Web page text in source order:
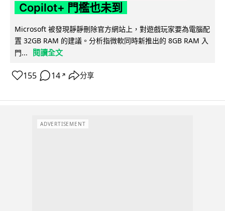
Copilot+ 門檻也未到
Microsoft 被發現靜靜刪除官方網站上，對遊戲玩家要為電腦配
置 32GB RAM 的建議。分析指微軟同時新推出的 8GB RAM 入
門...
閱讀全文
155 14 ↗ 分享
ADVERTISEMENT